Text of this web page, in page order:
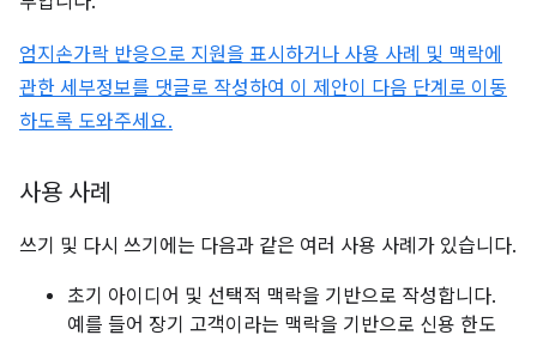
엄지손가락 반응으로 지원을 표시하거나 사용 사례 및 맥락에
관한 세부정보를 댓글로 작성하여 이 제안이 다음 단계로 이동
하도록 도와주세요.
사용 사례
쓰기 및 다시 쓰기에는 다음과 같은 여러 사용 사례가 있습니다.
초기 아이디어 및 선택적 맥락을 기반으로 작성합니다.
예를 들어 장기 고객이라는 맥락을 기반으로 신용 한도